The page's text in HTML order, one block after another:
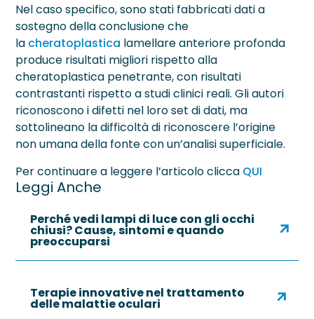
Nel caso specifico, sono stati fabbricati dati a
sostegno della conclusione che
la cheratoplastica lamellare anteriore profonda
produce risultati migliori rispetto alla
cheratoplastica penetrante, con risultati
contrastanti rispetto a studi clinici reali. Gli autori
riconoscono i difetti nel loro set di dati, ma
sottolineano la difficoltà di riconoscere l’origine
non umana della fonte con un’analisi superficiale.
Per continuare a leggere l’articolo clicca QUI
Leggi Anche
Perché vedi lampi di luce con gli occhi
chiusi? Cause, sintomi e quando
preoccuparsi
Terapie innovative nel trattamento
delle malattie oculari